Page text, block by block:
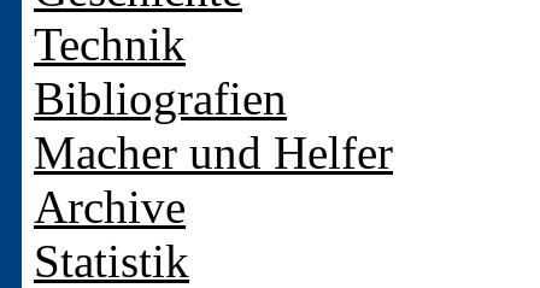
Technik
Bibliografien
Macher und Helfer
Archive
Statistik